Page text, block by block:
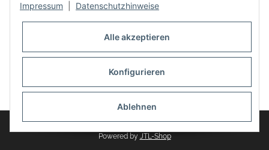
* Alle Preise inkl. gesetzlicher USt., zzgl.Versand
Powered by JTL-Shop
Impressum Datenschutzhinweise
Alle akzeptieren
Konfigurieren
Ablehnen